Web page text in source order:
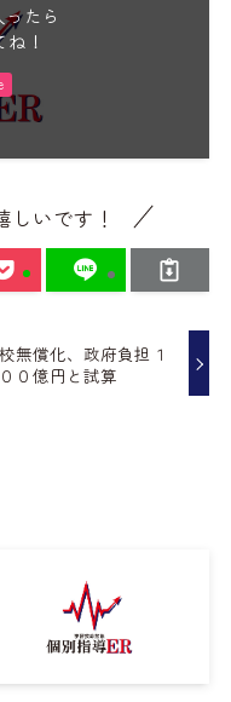
たら
！
いです！
無償化、政府負担１
０億円と試算